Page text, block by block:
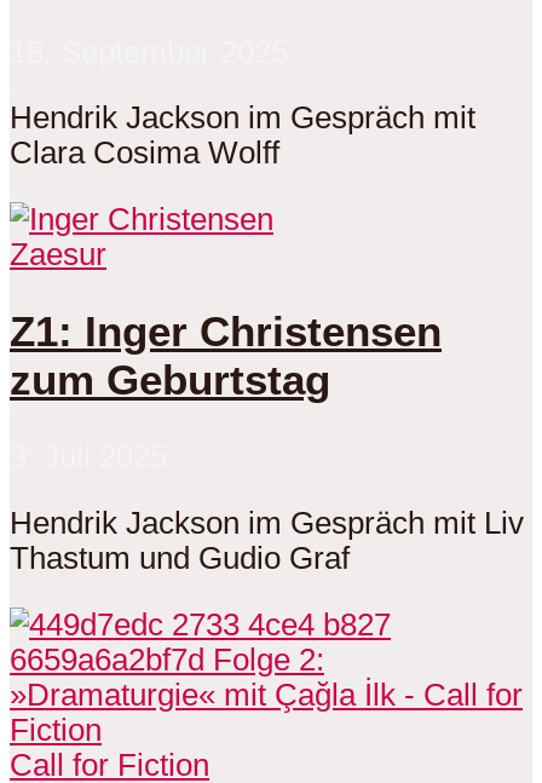
Hendrik Jackson im Gespräch mit
Clara Cosima Wolff
Zaesur
Z1: Inger Christensen
zum Geburtstag
Hendrik Jackson im Gespräch mit Liv
Thastum und Gudio Graf
Call for Fiction